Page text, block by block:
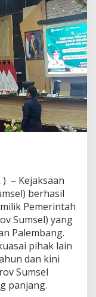
– Kejaksaan
berhasil
Pemerintah
Sumsel) yang
Palembang.
pihak lain
dan kini
Sumsel
panjang.